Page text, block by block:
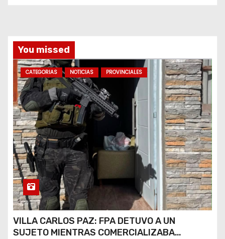
You missed
CATEGORIAS NOTICIAS PROVINCIALES
VILLA CARLOS PAZ: FPA DETUVO A UN
SUJETO MIENTRAS COMERCIALIZABA